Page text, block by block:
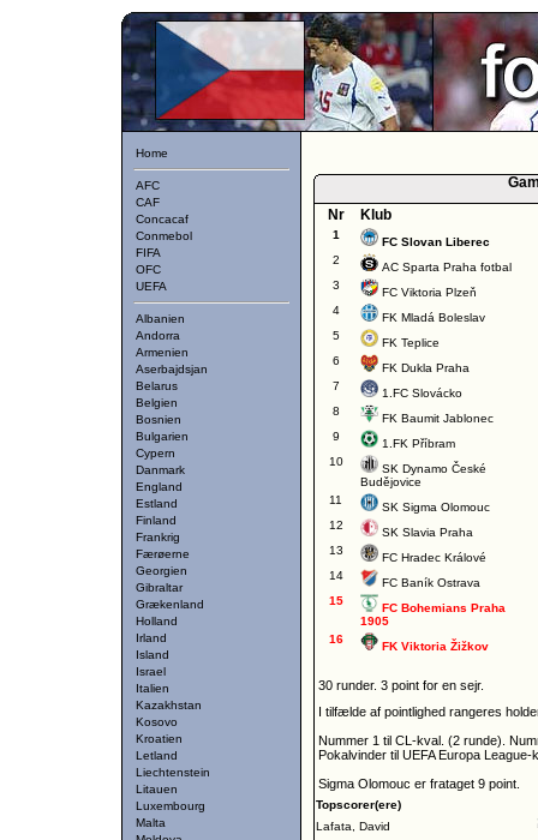
Home
AFC
CAF
Concacaf
Conmebol
FIFA
OFC
UEFA
Albanien
Andorra
Armenien
Aserbajdsjan
Belarus
Belgien
Bosnien
Bulgarien
Cypern
Danmark
England
Estland
Finland
Frankrig
Færøerne
Georgien
Gibraltar
Grækenland
Holland
Irland
Island
Israel
Italien
Kazakhstan
Kosovo
Kroatien
Letland
Liechtenstein
Litauen
Luxembourg
Malta
Nr
Klub
1
FC Slovan Liberec
2
AC Sparta Praha fotbal
3
FC Viktoria Plzeň
4
FK Mladá Boleslav
5
FK Teplice
6
FK Dukla Praha
7
1.FC Slovácko
8
FK Baumit Jablonec
9
1.FK Příbram
10
SK Dynamo České
Budějovice
11
SK Sigma Olomouc
12
SK Slavia Praha
13
FC Hradec Králové
14
FC Baník Ostrava
15
FC Bohemians Praha
1905
16
FK Viktoria Žižkov
30 runder. 3 point for en sejr.
I tilfælde af pointlighed rangeres
Nummer 1 til CL-kval. (2 runde).
Pokalvinder til UEFA Europa
Sigma Olomouc er frataget 9 point.
Topscorer(ere)
Lafata, David